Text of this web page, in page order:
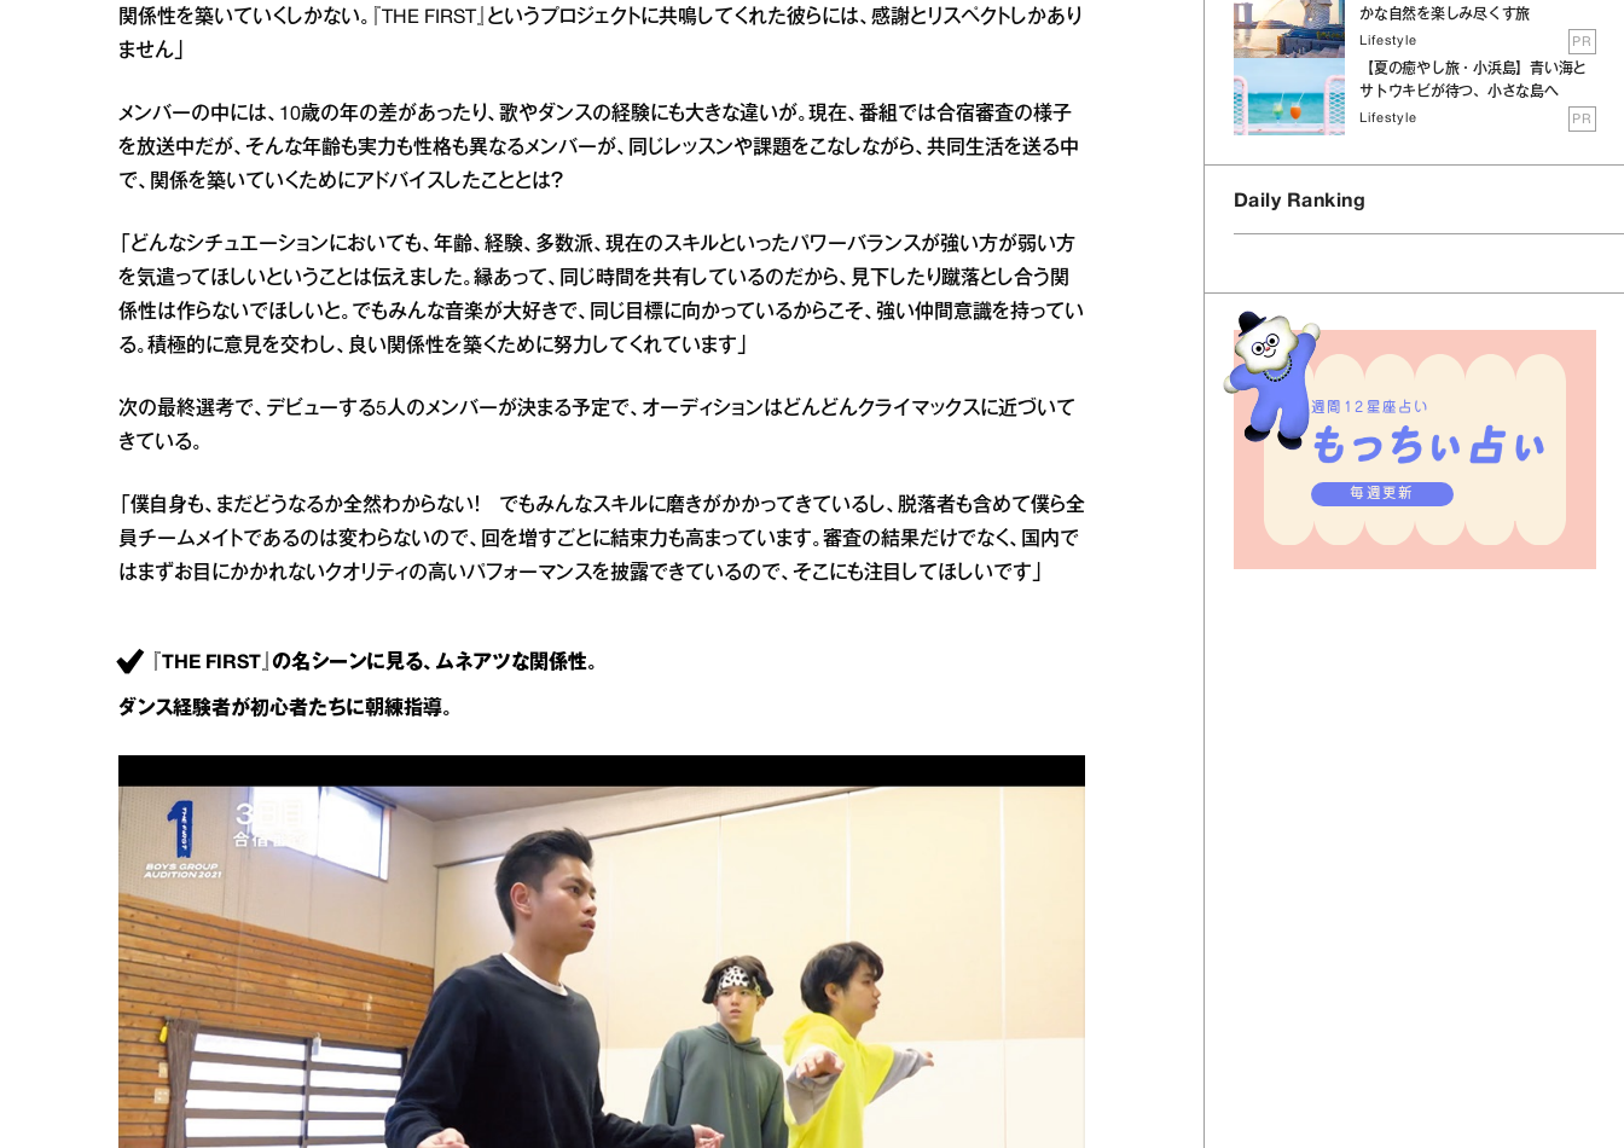
関係性を築いていくしかない。『THE FIRST』というプロジェクトに共鳴してくれた彼らには、感謝とリスペクトしかあり
ません」
メンバーの中には、10歳の年の差があったり、歌やダンスの経験にも大きな違いが。現在、番組では合宿審査の様子
を放送中だが、そんな年齢も実力も性格も異なるメンバーが、同じレッスンや課題をこなしながら、共同生活を送る中
で、関係を築いていくためにアドバイスしたこととは？
「どんなシチュエーションにおいても、年齢、経験、多数派、現在のスキルといったパワーバランスが強い方が弱い方
を気遣ってほしいということは伝えました。縁あって、同じ時間を共有しているのだから、見下したり蹴落とし合う関
係性は作らないでほしいと。でもみんな音楽が大好きで、同じ目標に向かっているからこそ、強い仲間意識を持ってい
る。積極的に意見を交わし、良い関係性を築くために努力してくれています」
次の最終選考で、デビューする5人のメンバーが決まる予定で、オーディションはどんどんクライマックスに近づいて
きている。
「僕自身も、まだどうなるか全然わからない！ でもみんなスキルに磨きがかかってきているし、脱落者も含めて僕ら全
員チームメイトであるのは変わらないので、回を増すごとに結束力も高まっています。審査の結果だけでなく、国内で
はまずお目にかかれないクオリティの高いパフォーマンスを披露できているので、そこにも注目してほしいです」
『THE FIRST』の名シーンに見る、ムネアツな関係性。
ダンス経験者が初心者たちに朝練指導。
かな自然を楽しみ尽くす旅
Lifestyle PR
【夏の癒やし旅・小浜島】青い海と
サトウキビが待つ、小さな島へ
Lifestyle PR
Daily Ranking
週間12星座占い
毎週更新